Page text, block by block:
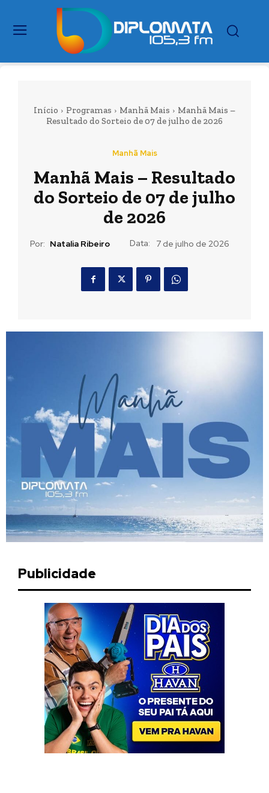
Início Programas Manhã Mais
Manhã Mais –
Resultado do Sorteio de 07 de julho de 2026
Manhã Mais
Manhã Mais – Resultado
do Sorteio de 07 de julho
de 2026
Por: Natalia Ribeiro Data: 7 de julho de 2026
Publicidade